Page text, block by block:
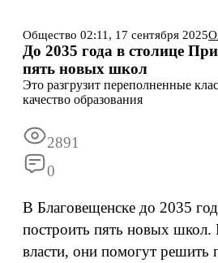
ИнформацияПодпискаРекламаВсе
Общество 02:11, 17 сентября 2025
До 2035 года в столице
пять новых школ
Это разгрузит переполненные
качество образования
2891
0
В Благовещенске до 2035
построить пять новых школ.
власти, они помогут решить